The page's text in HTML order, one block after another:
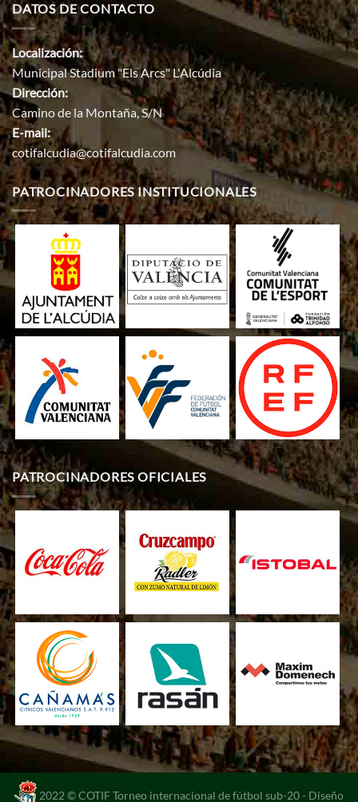
DATOS DE CONTACTO
Localización:
Municipal Stadium "Els Arcs" L'Alcúdia
Dirección:
Camino de la Montaña, S/N
E-mail:
cotifalcudia@cotifalcudia.com
PATROCINADORES INSTITUCIONALES
PATROCINADORES OFICIALES
2022 © COTIF Torneo internacional de fútbol sub-20 - Diseño